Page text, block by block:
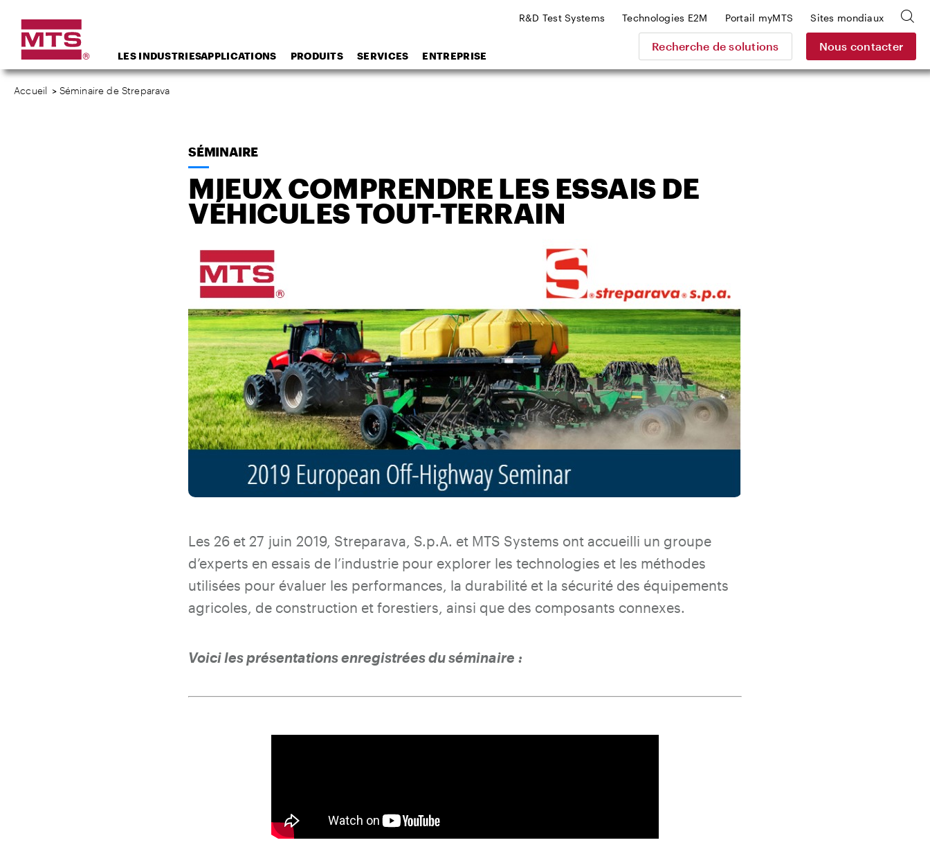
LES INDUSTRIESAPPLICATIONS PRODUITS SERVICES ENTREPRISE
Recherche de solutions Nous contacter
R&D Test Systems Technologies E2M Portail myMTS Sites mondiaux
Accueil > Séminaire de Streparava
SÉMINAIRE
MIEUX COMPRENDRE LES ESSAIS DE
VÉHICULES TOUT-TERRAIN
Les 26 et 27 juin 2019, Streparava, S.p.A. et MTS Systems ont accueilli un groupe
d’experts en essais de l’industrie pour explorer les technologies et les méthodes
utilisées pour évaluer les performances, la durabilité et la sécurité des équipements
agricoles, de construction et forestiers, ainsi que des composants connexes.
Voici les présentations enregistrées du séminaire :